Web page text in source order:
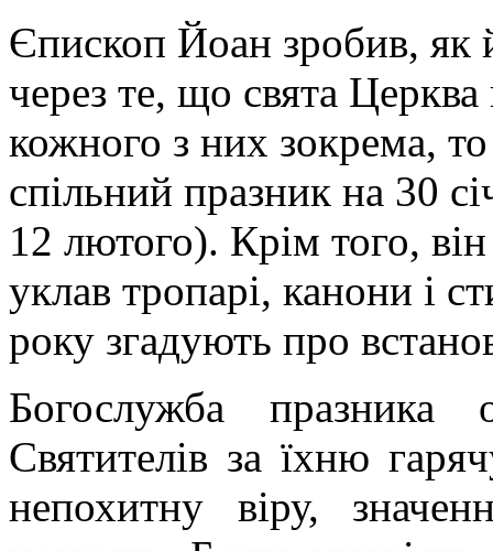
Єпископ Йоан зробив, як
через те, що свята Церква
кожного з них зокрема,
спільний празник на 30
12 лютого). Крім того,
уклав тропарі, канони і
року згадують про
Богослужба празника
Святителів за їхню
непохитну віру,